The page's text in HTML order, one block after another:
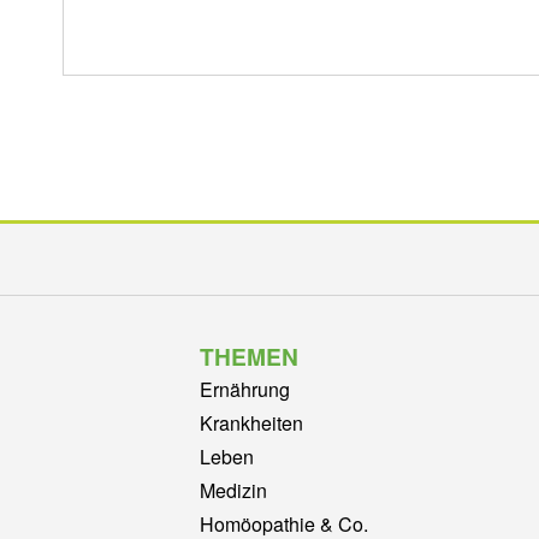
THEMEN
Ernährung
Krankheiten
Leben
Medizin
Homöopathie & Co.